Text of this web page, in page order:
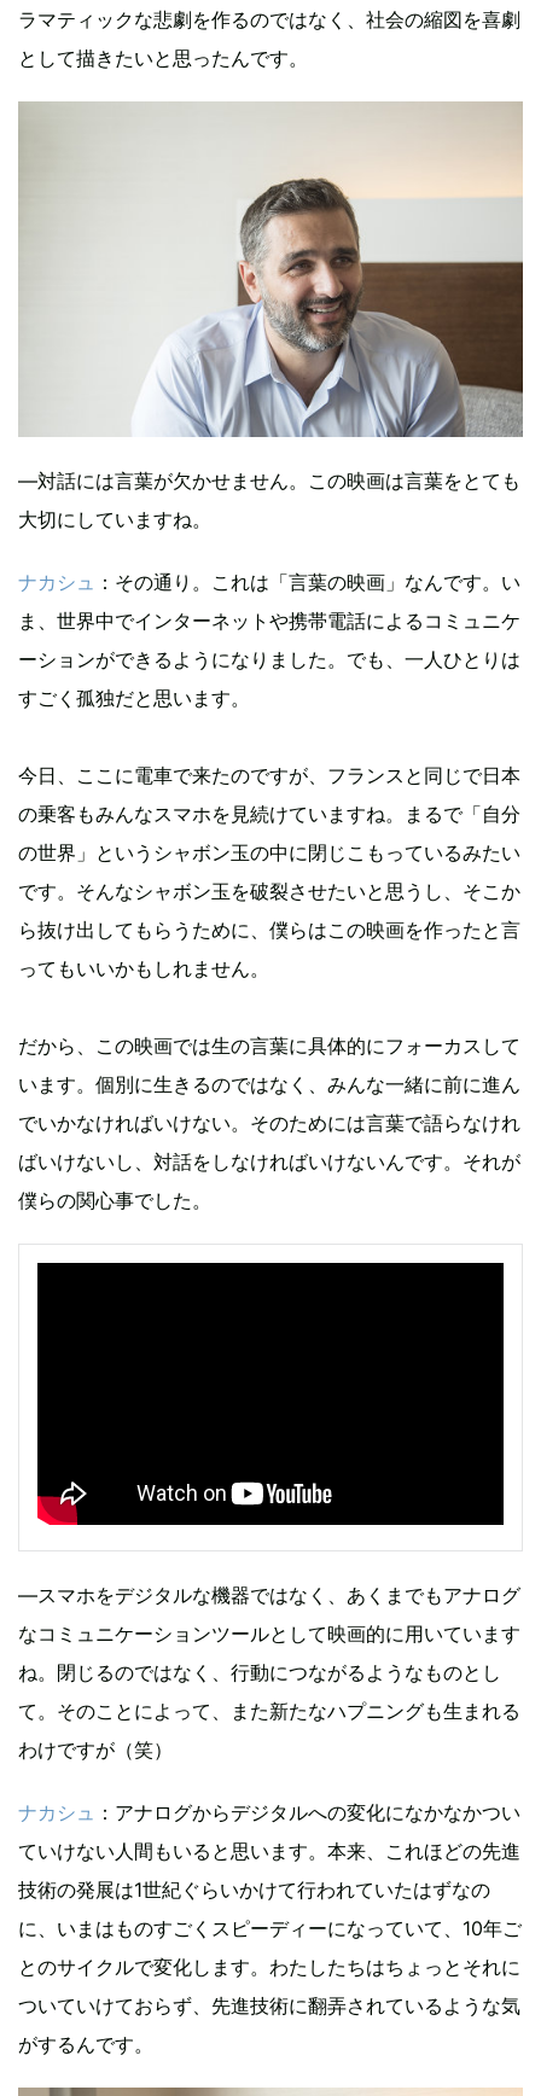
ラマティックな悲劇を作るのではなく、社会の縮図を喜劇
として描きたいと思ったんです。
—対話には言葉が欠かせません。この映画は言葉をとても
大切にしていますね。
ナカシュ ：その通り。これは「言葉の映画」なんです。い
ま、世界中でインターネットや携帯電話によるコミュニケ
ーションができるようになりました。でも、一人ひとりは
すごく孤独だと思います。
今日、ここに電車で来たのですが、フランスと同じで日本
の乗客もみんなスマホを見続けていますね。まるで「自分
の世界」というシャボン玉の中に閉じこもっているみたい
です。そんなシャボン玉を破裂させたいと思うし、そこか
ら抜け出してもらうために、僕らはこの映画を作ったと言
ってもいいかもしれません。
だから、この映画では生の言葉に具体的にフォーカスして
います。個別に生きるのではなく、みんな一緒に前に進ん
でいかなければいけない。そのためには言葉で語らなけれ
ばいけないし、対話をしなければいけないんです。それが
僕らの関心事でした。
—スマホをデジタルな機器ではなく、あくまでもアナログ
なコミュニケーションツールとして映画的に用いています
ね。閉じるのではなく、行動につながるようなものとし
て。そのことによって、また新たなハプニングも生まれる
わけですが（笑）
ナカシュ ：アナログからデジタルへの変化になかなかつい
ていけない人間もいると思います。本来、これほどの先進
技術の発展は1世紀ぐらいかけて行われていたはずなの
に、いまはものすごくスピーディーになっていて、10年ご
とのサイクルで変化します。わたしたちはちょっとそれに
ついていけておらず、先進技術に翻弄されているような気
がするんです。